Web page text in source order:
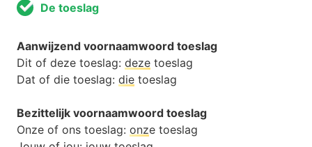
De toeslag
Aanwijzend voornaamwoord toeslag
Dit of deze toeslag: deze toeslag
Dat of die toeslag: die toeslag
Bezittelijk voornaamwoord toeslag
Onze of ons toeslag: onze toeslag